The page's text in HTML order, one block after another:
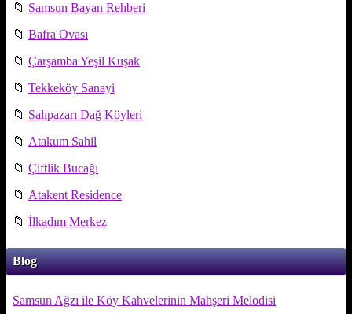
📁 Samsun Bayan Rehberi
📁 Bafra Ovası
📁 Çarşamba Yeşil Kuşak
📁 Tekkeköy Sanayi
📁 Salıpazarı Dağ Köyleri
📁 Atakum Sahil
📁 Çiftlik Bucağı
📁 Atakent Residence
📁 İlkadım Merkez
Blog
Samsun Ağzı ile Köy Kahvelerinin Mahşeri Melodisi